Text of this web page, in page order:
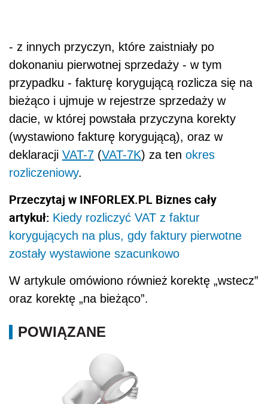
- z innych przyczyn, które zaistniały po
dokonaniu pierwotnej sprzedaży - w tym
przypadku - fakturę korygującą rozlicza się na
bieżąco i ujmuje w rejestrze sprzedaży w
dacie, w której powstała przyczyna korekty
(wystawiono fakturę korygującą), oraz w
deklaracji VAT-7 (VAT-7K) za ten okres
rozliczeniowy.
Przeczytaj w INFORLEX.PL Biznes cały
artykuł: Kiedy rozliczyć VAT z faktur
korygujących na plus, gdy faktury pierwotne
zostały wystawione szacunkowo
W artykule omówiono również korektę „wstecz”
oraz korektę „na bieżąco”.
POWIĄZANE